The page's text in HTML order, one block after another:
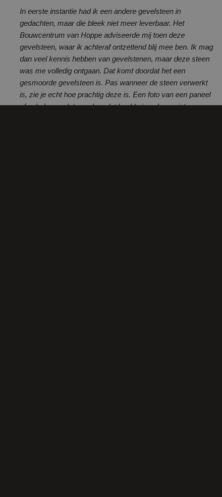
In eerste instantie had ik een andere gevelsteen in
gedachten, maar die bleek niet meer leverbaar. Het
Bouwcentrum van Hoppe adviseerde mij toen deze
gevelsteen, waar ik achteraf ontzettend blij mee ben. Ik mag
dan veel kennis hebben van gevelstenen, maar deze steen
was me volledig ontgaan. Dat komt doordat het een
gesmoorde gevelsteen is. Pas wanneer de steen verwerkt
is, zie je echt hoe prachtig deze is. Een foto van een paneel
of enkele gevelstenen kan dat beeld simpelweg niet